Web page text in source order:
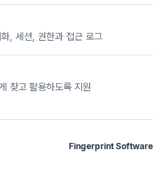
, 세션, 권한과 접근 로그
찾고 활용하도록 지원
Fingerprint Software